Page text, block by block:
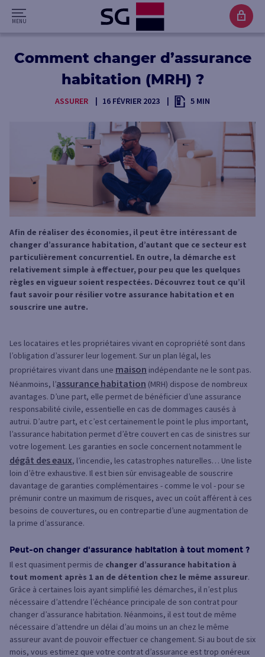
Comment changer d’assurance
habitation (MRH) ?
ASSURER 16 FÉVRIER 2023 5 MIN
Afin de réaliser des économies, il peut être intéressant de
changer d’assurance habitation, d’autant que ce secteur est
particulièrement concurrentiel. En outre, la démarche est
relativement simple à effectuer, pour peu que les quelques
règles en vigueur soient respectées. Découvrez tout ce qu’il
faut savoir pour résilier votre assurance habitation et en
souscrire une autre.
Les locataires et les propriétaires vivant en copropriété sont dans
l’obligation d’assurer leur logement. Sur un plan légal, les
propriétaires vivant dans une maison indépendante ne le sont pas.
Néanmoins, l’assurance habitation (MRH) dispose de nombreux
avantages. D’une part, elle permet de bénéficier d’une assurance
responsabilité civile, essentielle en cas de dommages causés à
autrui. D’autre part, et c’est certainement le point le plus important,
l’assurance habitation permet d’être couvert en cas de sinistres sur
votre logement. Les garanties en socle concernent notamment le
dégât des eaux, l’incendie, les catastrophes naturelles… Une liste
loin d’être exhaustive. Il est bien sûr envisageable de souscrire
davantage de garanties complémentaires - comme le vol - pour se
prémunir contre un maximum de risques, avec un coût afférent à ces
besoins de couvertures, ou en contrepartie d’une augmentation de
la prime d’assurance.
Peut-on changer d'assurance habitation à tout moment ?
Il est quasiment permis de changer d’assurance habitation à
tout moment après 1 an de détention chez le même assureur.
Grâce à certaines lois ayant simplifié les démarches, il n’est plus
nécessaire d’attendre l’échéance principale de son contrat pour
changer d’assurance habitation. Néanmoins, il est tout de même
nécessaire d’attendre un délai d’au moins un an chez le même
assureur avant de pouvoir effectuer ce changement. Si au bout de six
mois, vous estimez que votre contrat d’assurance est trop onéreux